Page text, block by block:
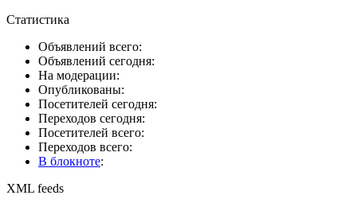
Статистика
Объявлений всего:
Объявлений сегодня:
На модерации:
Опубликованы:
Посетителей сегодня:
Переходов сегодня:
Посетителей всего:
Переходов всего:
В блокноте:
XML feeds